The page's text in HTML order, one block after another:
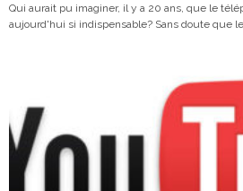
Qui aurait pu imaginer, il y a 20 ans, que le
aujourd'hui si indispensable? Sans doute que